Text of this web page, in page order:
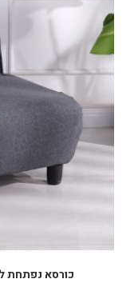
כורסא נפתחת